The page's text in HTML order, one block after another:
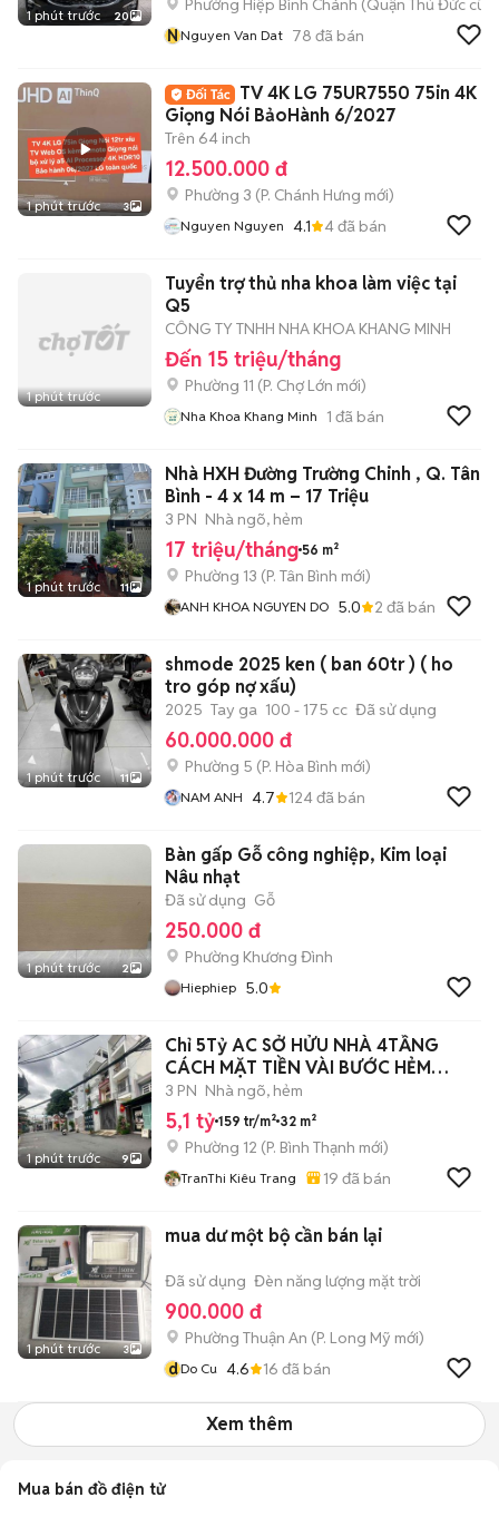
1 phút trước 20
Phường Hiệp Bình Chánh (Quận Thủ Đức cũ)
NNguyen Van Dat 78 đã bán
1 phút trước 3
TV 4K LG 75UR7550 75in 4K
Giọng Nói BảoHành 6/2027
Trên 64 inch
12.500.000 đ
Phường 3 (P. Chánh Hưng mới)
Nguyen Nguyen 4.1 4đã bán
1 phút trước
Tuyển trợ thủ nha khoa làm việc tại
Q5
CÔNG TY TNHH NHA KHOA KHANG MINH
Đến 15 triệu/tháng
Phường 11 (P. Chợ Lớn mới)
Nha Khoa Khang Minh 1 đã bán
1 phút trước 11
Nhà HXH Đường Trường Chinh , Q. Tân
Bình - 4 x 14 m – 17 Triệu
3 PN Nhà ngõ, hẻm
17 triệu/tháng 56 m²
Phường 13 (P. Tân Bình mới)
ANH KHOA NGUYEN DO 5.0 2 đã bán
1 phút trước 11
shmode 2025 ken ( ban 60tr ) ( ho
tro góp nợ xấu)
2025 Tay ga 100 - 175 cc Đã sử dụng
60.000.000 đ
Phường 5 (P. Hòa Bình mới)
NAM ANH 4.7 124đã bán
1 phút trước 2
Bàn gấp Gỗ công nghiệp, Kim loại
Nâu nhạt
Đã sử dụng Gỗ
250.000 đ
Phường Khương Đình
Hiephiep 5.0
1 phút trước 9
Chỉ 5Tỷ AC SỞ HỬU NHÀ 4TẦNG
CÁCH MẶT TIỀN VÀI BƯỚC HẺM
SẠCH ĐẸP
3 PN Nhà ngõ, hẻm
5,1 tỷ 159 tr/m² 32 m²
Phường 12 (P. Bình Thạnh mới)
TranThi Kiêu Trang 19 đã bán
1 phút trước 3
mua dư một bộ cần bán lại
Đã sử dụng Đèn năng lượng mặt trời
900.000 đ
Phường Thuận An (P. Long Mỹ mới)
dDo Cu 4.6 16 đã bán
Xem thêm
Mua bán đồ điện tử